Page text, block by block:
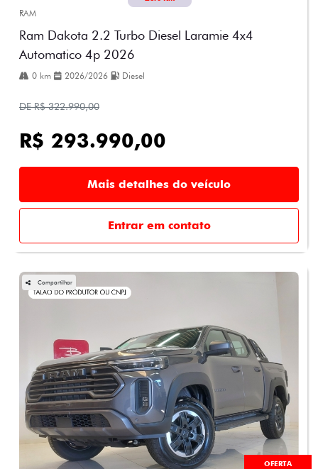
RAM
Ram Dakota 2.2 Turbo Diesel Laramie 4x4
Automatico 4p 2026
0 km 2026/2026 Diesel
DE R$ 322.990,00
R$ 293.990,00
Mais detalhes do veículo
Entrar em contato
OFERTA
Compartilhar